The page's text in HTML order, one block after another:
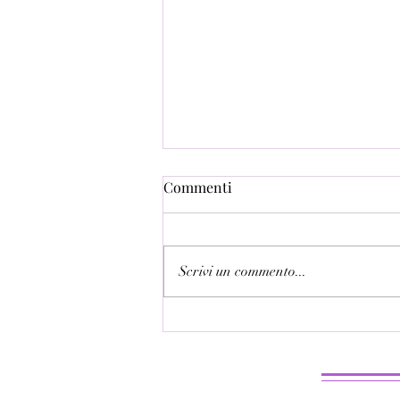
Commenti
Scrivi un commento...